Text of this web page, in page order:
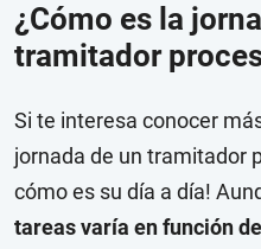
¿Cómo es la
tramitador
Si te interesa conocer
jornada de un tramitador
cómo es su día a día!
tareas varía en función